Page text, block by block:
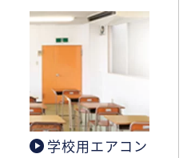
学校用エアコン